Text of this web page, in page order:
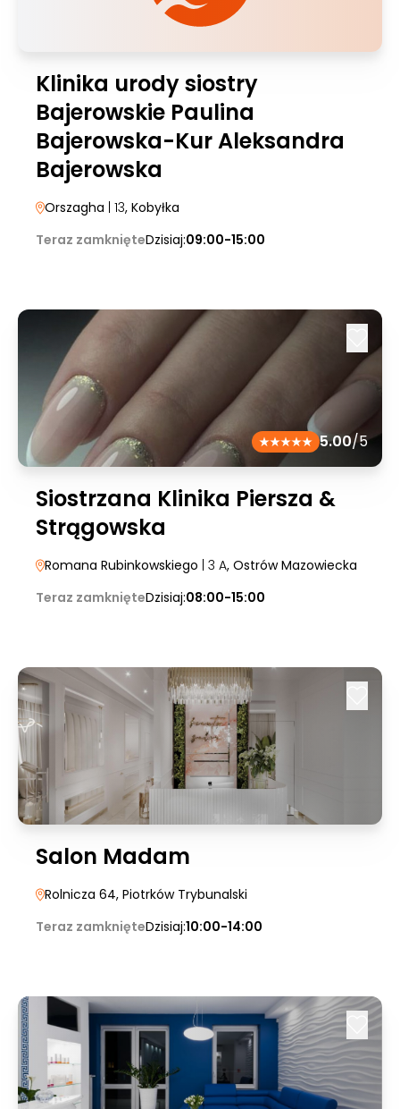
Klinika urody siostry
Bajerowskie Paulina
Bajerowska-Kur Aleksandra
Bajerowska
Orszagha | 13, Kobyłka
Teraz zamknięteDzisiaj:09:00-15:00
5.00/5
Siostrzana Klinika Piersza &
Strągowska
Romana Rubinkowskiego | 3 A, Ostrów Mazowiecka
Teraz zamknięteDzisiaj:08:00-15:00
Salon Madam
Rolnicza 64, Piotrków Trybunalski
Teraz zamknięteDzisiaj:10:00-14:00